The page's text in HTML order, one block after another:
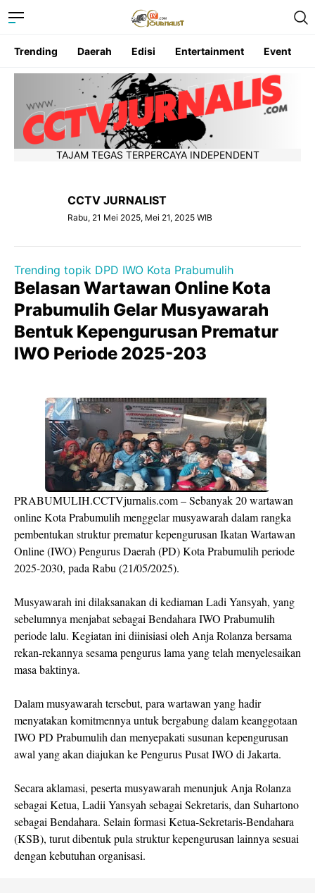
Trending Daerah Edisi Entertainment Event
TAJAM TEGAS TERPERCAYA INDEPENDENT
CCTV JURNALIST
Rabu, 21 Mei 2025, Mei 21, 2025 WIB
Trending topik DPD IWO Kota Prabumulih
Belasan Wartawan Online Kota
Prabumulih Gelar Musyawarah
Bentuk Kepengurusan Prematur
IWO Periode 2025-203
PRABUMULIH.CCTVjurnalis.com – Sebanyak 20 wartawan
online Kota Prabumulih menggelar musyawarah dalam rangka
pembentukan struktur prematur kepengurusan Ikatan Wartawan
Online (IWO) Pengurus Daerah (PD) Kota Prabumulih periode
2025-2030, pada Rabu (21/05/2025).
Musyawarah ini dilaksanakan di kediaman Ladi Yansyah, yang
sebelumnya menjabat sebagai Bendahara IWO Prabumulih
periode lalu. Kegiatan ini diinisiasi oleh Anja Rolanza bersama
rekan-rekannya sesama pengurus lama yang telah menyelesaikan
masa baktinya.
Dalam musyawarah tersebut, para wartawan yang hadir
menyatakan komitmennya untuk bergabung dalam keanggotaan
IWO PD Prabumulih dan menyepakati susunan kepengurusan
awal yang akan diajukan ke Pengurus Pusat IWO di Jakarta.
Secara aklamasi, peserta musyawarah menunjuk Anja Rolanza
sebagai Ketua, Ladii Yansyah sebagai Sekretaris, dan Suhartono
sebagai Bendahara. Selain formasi Ketua-Sekretaris-Bendahara
(KSB), turut dibentuk pula struktur kepengurusan lainnya sesuai
dengan kebutuhan organisasi.